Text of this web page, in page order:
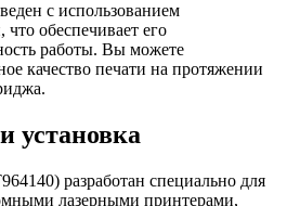
с использованием
обеспечивает его
работы. Вы можете
качество печати на протяжении
установка
разработан специально для
лазерными принтерами,